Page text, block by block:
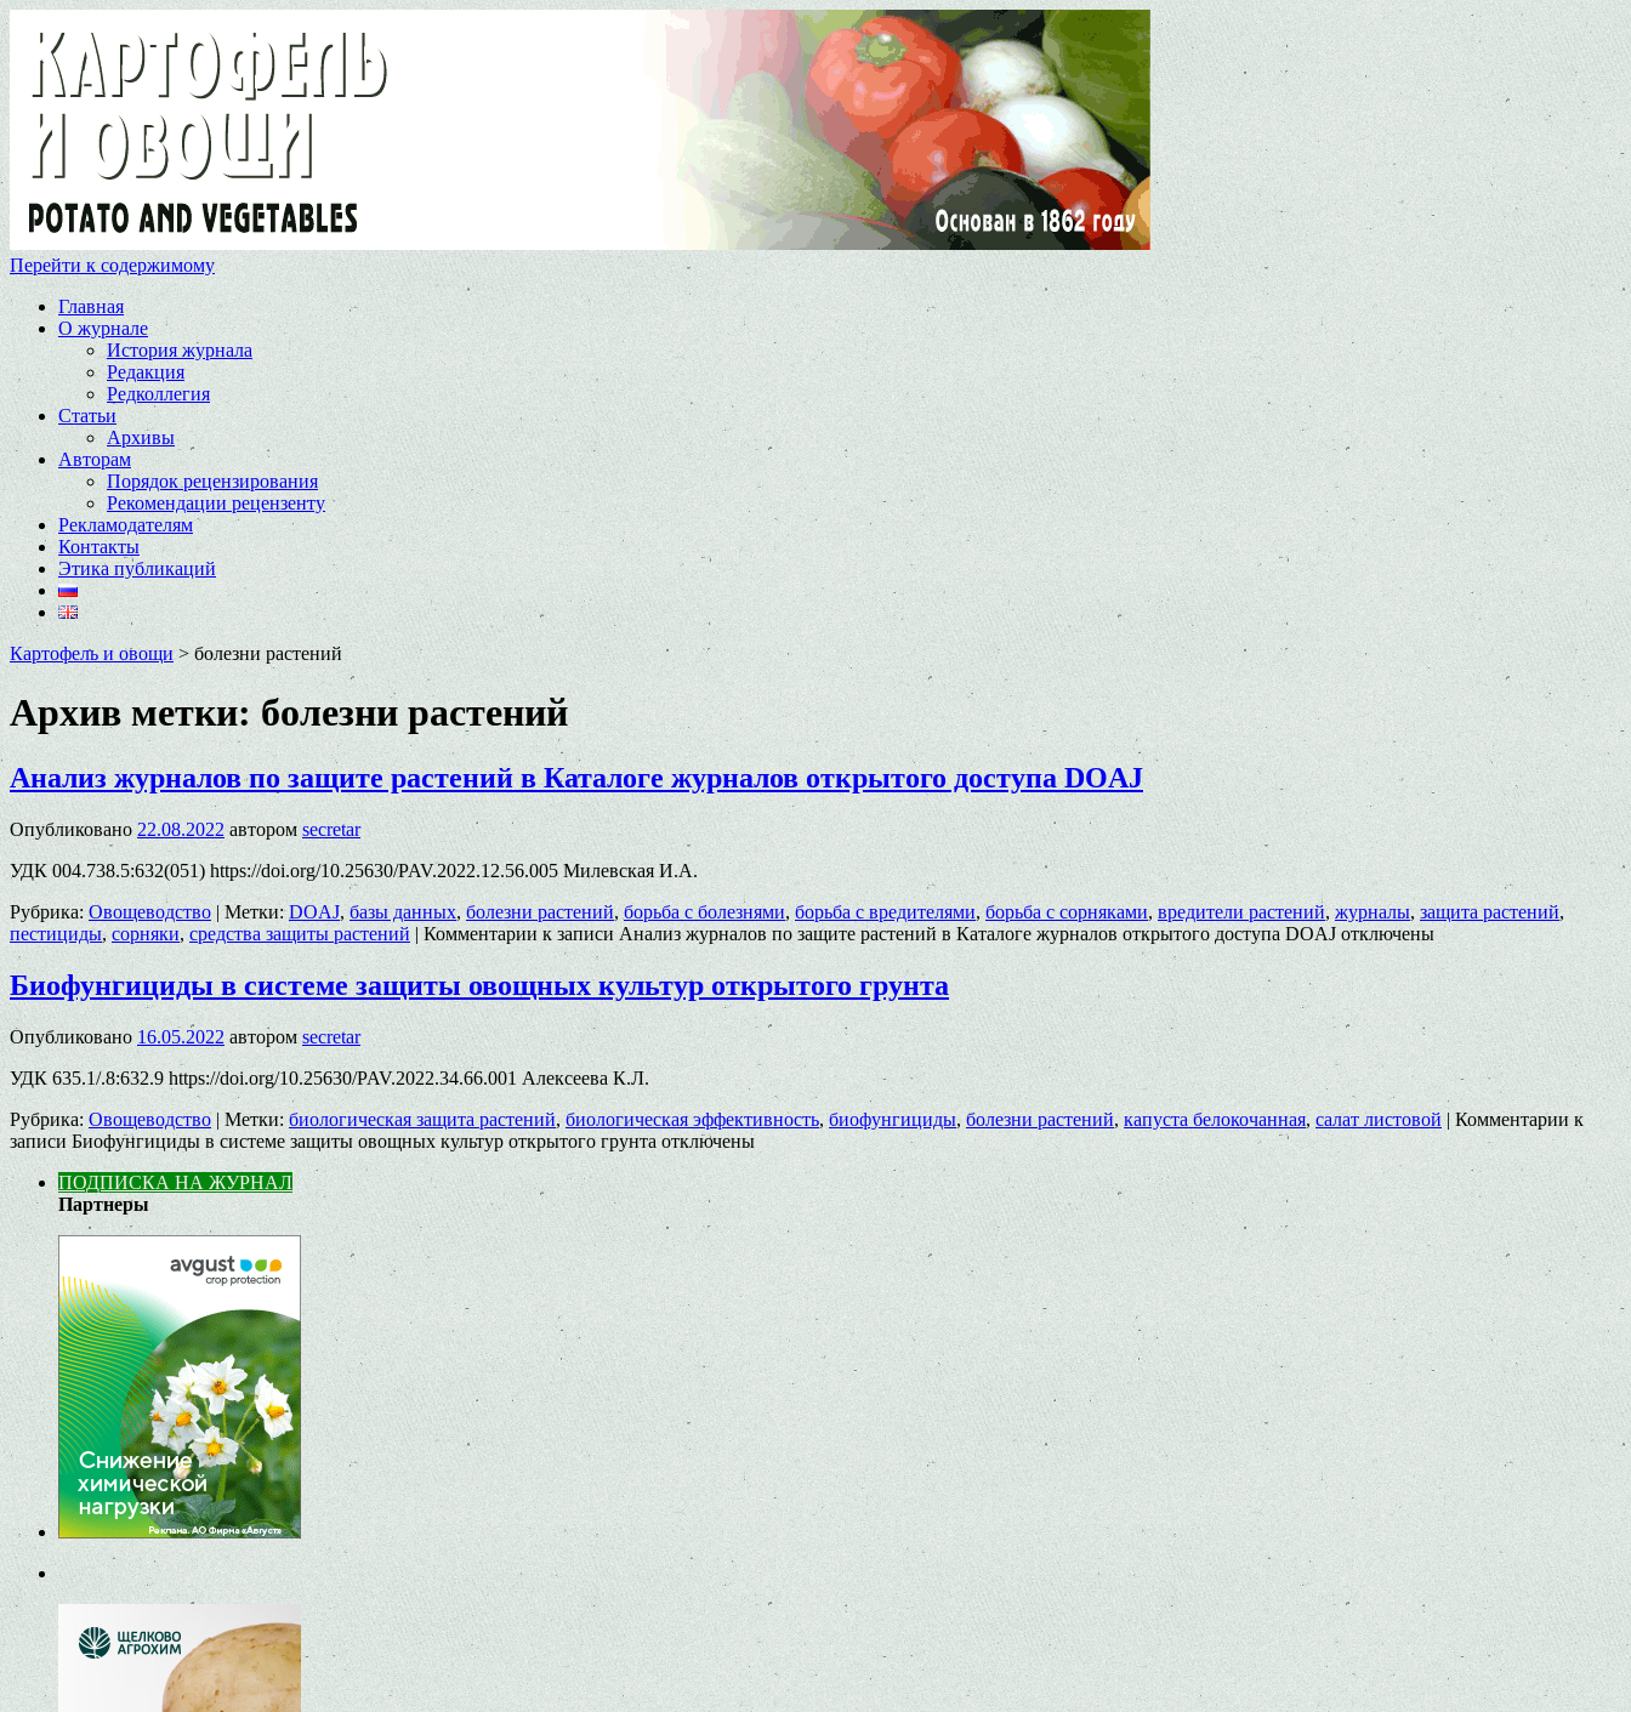
Перейти к содержимому
Главная
О журнале
История журнала
Редакция
Редколлегия
Статьи
Архивы
Авторам
Порядок рецензирования
Рекомендации рецензенту
Рекламодателям
Контакты
Этика публикаций
Картофель и овощи > болезни растений
Архив метки: болезни растений
Анализ журналов по защите растений в Каталоге журналов открытого доступа DOAJ
Опубликовано 22.08.2022 автором secretar
УДК 004.738.5:632(051) https://doi.org/10.25630/PAV.2022.12.56.005 Милевская И.А.
Рубрика: Овощеводство | Метки: DOAJ,базы данных,болезни растений, борьба с болезнями,борьба с вредителями,борьба с сорняками, вредители растений, журналы,защита растений,
пестициды, сорняки, средства защиты растений | Комментарии к записи Анализ журналов по защите растений в Каталоге журналов открытого доступа DOAJ отключены
Биофунгициды в системе защиты овощных культур открытого грунта
Опубликовано 16.05.2022 автором secretar
УДК 635.1/.8:632.9 https://doi.org/10.25630/PAV.2022.34.66.001 Алексеева К.Л.
Рубрика: Овощеводство | Метки: биологическая защита растений,биологическая эффективность, биофунгициды, болезни растений, капуста белокочанная, салат листовой | Комментарии к
записи Биофунгициды в системе защиты овощных культур открытого грунта отключены
ПОДПИСКА НА ЖУРНАЛ
Партнеры